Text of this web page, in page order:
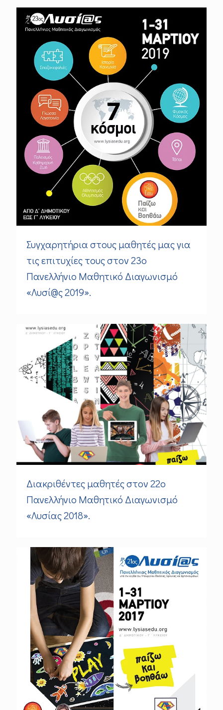
Συγχαρητήρια στους μαθητές μας για
τις επιτυχίες τους στον 23ο
Πανελλήνιο Μαθητικό Διαγωνισμό
«Λυσί@ς 2019».
Διακριθέντες μαθητές στον 22ο
Πανελλήνιο Μαθητικό Διαγωνισμό
«Λυσίας 2018».